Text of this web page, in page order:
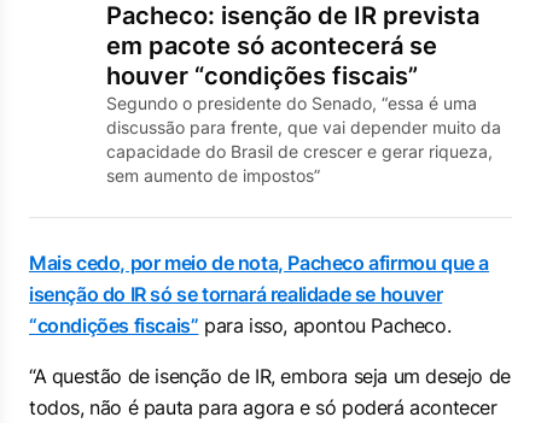
Pacheco: isenção de IR prevista
em pacote só acontecerá se
houver “condições fiscais”
Segundo o presidente do Senado, “essa é uma
discussão para frente, que vai depender muito da
capacidade do Brasil de crescer e gerar riqueza,
sem aumento de impostos”
Mais cedo, por meio de nota, Pacheco afirmou que a
isenção do IR só se tornará realidade se houver
“condições fiscais” para isso, apontou Pacheco.
“A questão de isenção de IR, embora seja um desejo de
todos, não é pauta para agora e só poderá acontecer